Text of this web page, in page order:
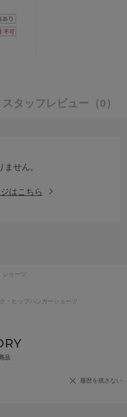
スタッフレビュー （0）
ません。
はこちら
ショーツ
・ヒップハンガーショーツ
品
履歴を残さない